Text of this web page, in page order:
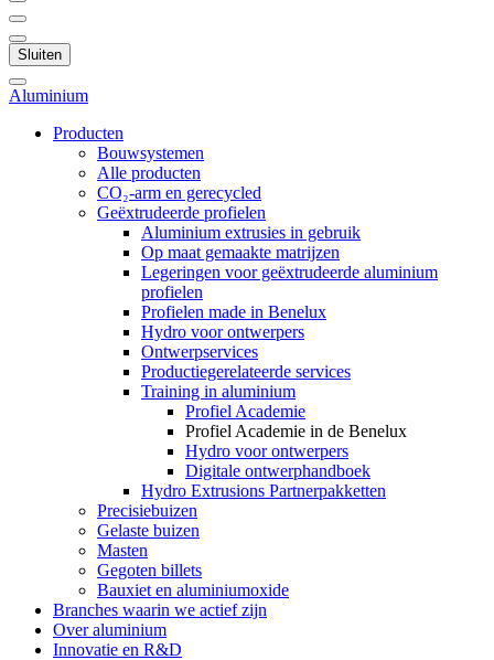
Sluiten
Aluminium
Producten
Bouwsystemen
Alle producten
CO₂-arm en gerecycled
Geëxtrudeerde profielen
Aluminium extrusies in gebruik
Op maat gemaakte matrijzen
Legeringen voor geëxtrudeerde aluminium
profielen
Profielen made in Benelux
Hydro voor ontwerpers
Ontwerpservices
Productiegerelateerde services
Training in aluminium
Profiel Academie
Profiel Academie in de Benelux
Hydro voor ontwerpers
Digitale ontwerphandboek
Hydro Extrusions Partnerpakketten
Precisiebuizen
Gelaste buizen
Masten
Gegoten billets
Bauxiet en aluminiumoxide
Branches waarin we actief zijn
Over aluminium
Innovatie en R&D